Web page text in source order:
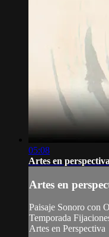
05:08
Artes en
Artes en
Paisaje Sonoro con
Temporada
Artes en Perspectiva